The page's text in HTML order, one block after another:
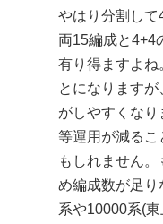
やはり分割し
両15編成と4+4
有り得ますよね
とになります
がしやすくな
等運用が減る
もしれません
め編成数が足
系や10000系(